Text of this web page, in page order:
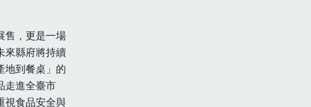
售，更是一場
來縣府將持續
地到餐桌」的
走進全臺市
視食品安全與